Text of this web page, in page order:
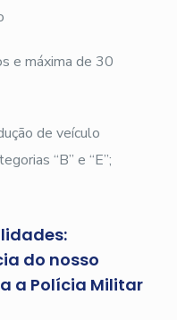
e máxima de 30
de veículo
“B” e “E”;
do nosso
a Polícia Militar